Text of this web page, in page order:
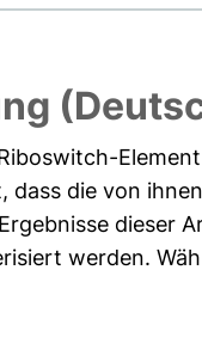
dass die von
dieser
werden.